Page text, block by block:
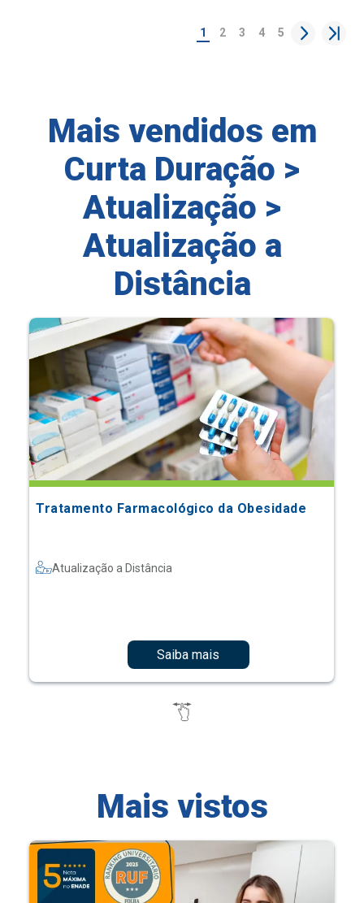
1 2 3 4 5
Mais vendidos em
Curta Duração >
Atualização >
Atualização a
Distância
Tratamento Farmacológico da Obesidade
Atualização a Distância
Saiba mais
Mais vistos